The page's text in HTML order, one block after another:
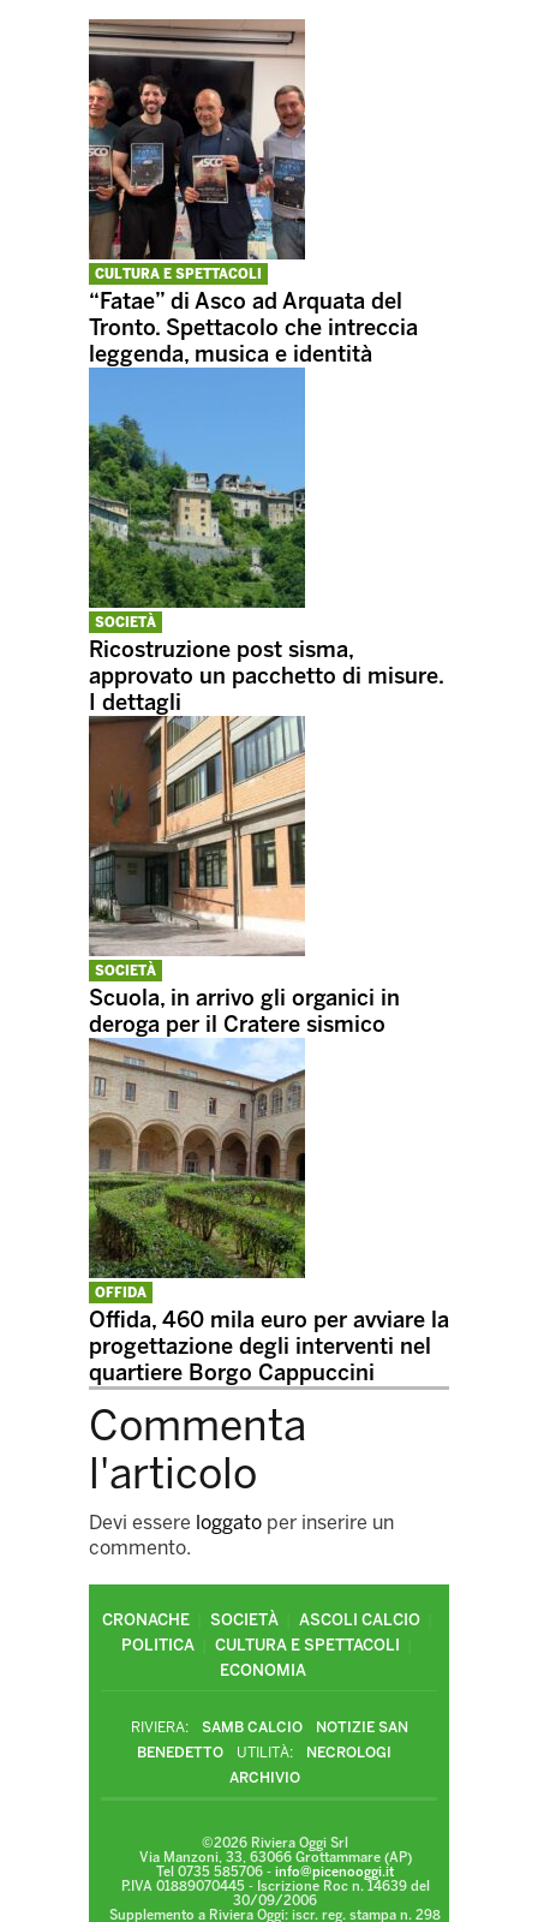
CULTURA E SPETTACOLI
“Fatae” di Asco ad Arquata del
Tronto. Spettacolo che intreccia
leggenda, musica e identità
SOCIETÀ
Ricostruzione post sisma,
approvato un pacchetto di misure.
I dettagli
SOCIETÀ
Scuola, in arrivo gli organici in
deroga per il Cratere sismico
OFFIDA
Offida, 460 mila euro per avviare la
progettazione degli interventi nel
quartiere Borgo Cappuccini
Commenta
l'articolo
Devi essere loggato per inserire un
commento.
CRONACHE SOCIETÀ
ASCOLI CALCIO
POLITICA
CULTURA E SPETTACOLI
ECONOMIA
RIVIERA: SAMB CALCIO
NOTIZIE SAN
BENEDETTO
UTILITÀ:
NECROLOGI
ARCHIVIO
©2026 Riviera Oggi Srl
Via Manzoni, 33, 63066 Grottammare (AP)
Tel 0735 585706 - info@picenooggi.it
P.IVA 01889070445 - Iscrizione Roc n. 14639 del
30/09/2006
Supplemento a Riviera Oggi: iscr. reg. stampa n. 298